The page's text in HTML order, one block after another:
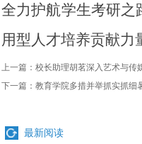
全力护航学生考研之
用型人才培养贡献力
上一篇： 校长助理胡茗深入艺术与传
下一篇： 教育学院多措并举抓实抓细
最新阅读